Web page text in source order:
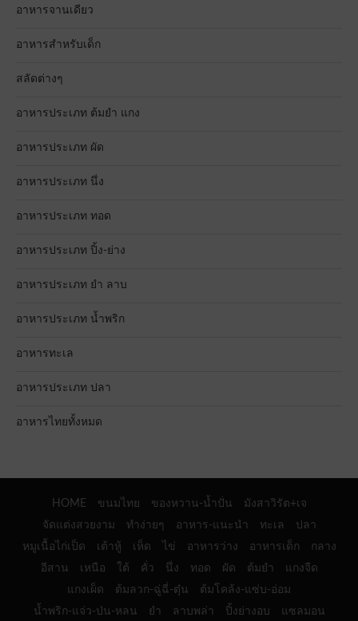
อาหารจานเดียว
อาหารสำหรับเด็ก
สลัดต่างๆ
อาหารประเภท ต้มยำ แกง
อาหารประเภท ผัด
อาหารประเภท นึ่ง
อาหารประเภท ทอด
อาหารประเภท ปิ้ง-ย่าง
อาหารประเภท ยำ ลาบ
อาหารประเภท น้ำพริก
อาหารทะเล
อาหารประเภท ปลา
อาหารไทยทั้งหมด
HOME ขนมไทย ของหวาน-น้ำปั่น
มังสาวิรัต+เจ
จัดแต่งสวยงาม
ทำง่ายๆ อาหาร-แนะนำ ทะเล
ปลา
หมูเนื้อไก่เป็ด
เต้าหู้ เห็ด ไข่ อาหารว่าง อาหารเด็ก
กลาง
อีสาน
เหนือ ใต้ คั่ว นึ่ง ทอด ผัด ต้มยำ
แกงจืด
แกงเผ็ด
ต้มลวก-ฉู่ฉี่-ตุ๋น
ต้มโคล้ง-แซ่บ-อ่อม
น้ำพริก-แจ่ว-ป่น-หลน
ยำ ลาบพล่า ปิ้งย่างอบ แซลมอน